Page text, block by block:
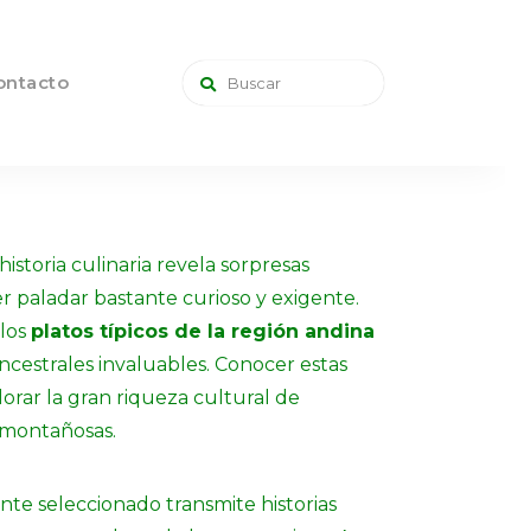
culinaria revela sorpresas
paladar bastante curioso y exigente.
platos típicos de la región andina
invaluables. Conocer estas
la gran riqueza cultural de
seleccionado transmite historias